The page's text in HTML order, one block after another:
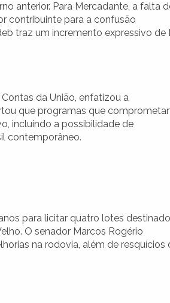
anterior. Para Mercadante, a falta
contribuinte para a confusão
traz um incremento expressivo de
da União, enfatizou a
que programas que
incluindo a possibilidade de
contemporâneo.
para licitar quatro lotes
O senador Marcos Rogério
na rodovia, além de resquícios